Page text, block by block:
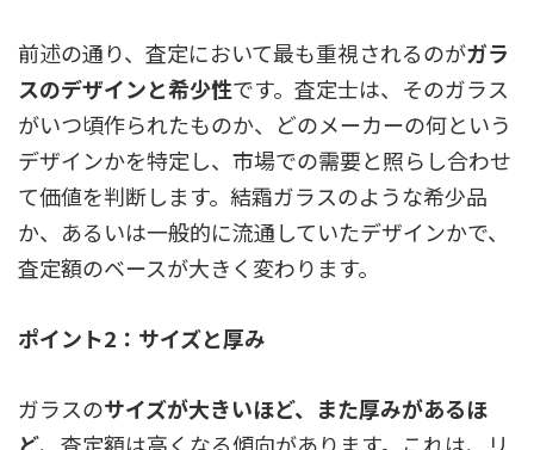
前述の通り、査定において最も重視されるのがガラ
スのデザインと希少性です。査定士は、そのガラス
がいつ頃作られたものか、どのメーカーの何という
デザインかを特定し、市場での需要と照らし合わせ
て価値を判断します。結霜ガラスのような希少品
か、あるいは一般的に流通していたデザインかで、
査定額のベースが大きく変わります。
ポイント2：サイズと厚み
ガラスのサイズが大きいほど、また厚みがあるほ